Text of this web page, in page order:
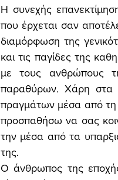
Η συνεχής
που έρχεται σαν
διαμόρφωση της
και τις παγίδες της
με τους ανθρώπους
παραθύρων. Χάρη στα
πραγμάτων μέσα από τη
προσπαθήσω να σας
την μέσα από τα
της.
Ο άνθρωπος της